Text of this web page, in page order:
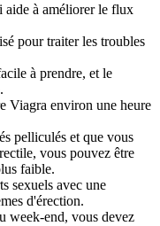
à améliorer le flux
pour traiter les troubles
à prendre, et le
Viagra environ une heure
pelliculés et que vous
vous pouvez être
faible.
sexuels avec une
d'érection.
week-end, vous devez